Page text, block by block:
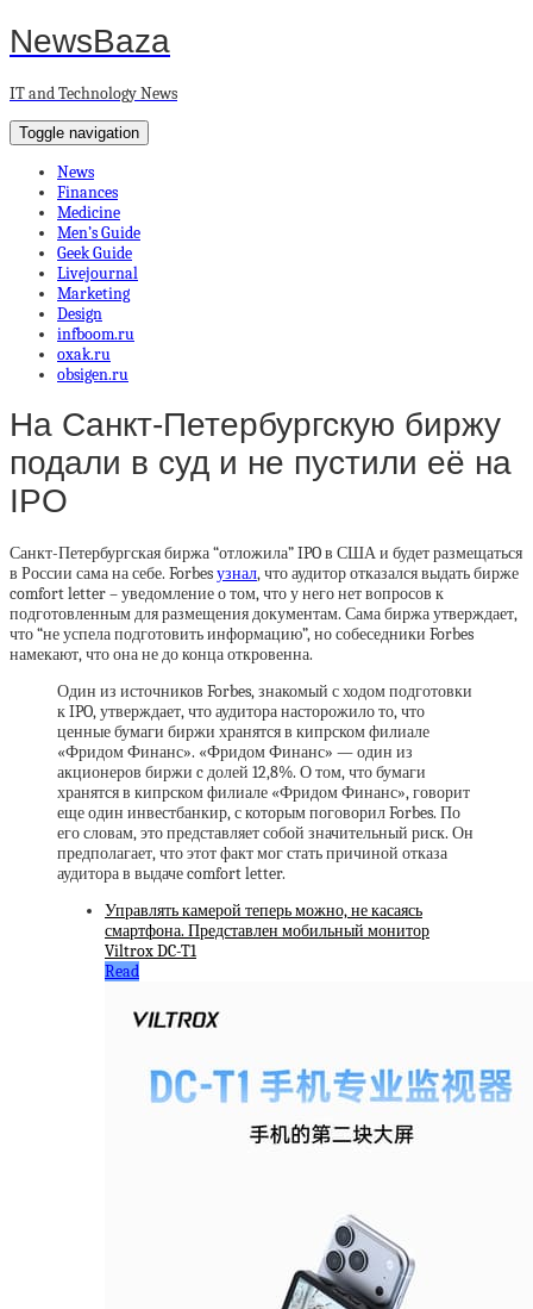
NewsBaza
IT and Technology News
Toggle navigation
News
Finances
Medicine
Men’s Guide
Geek Guide
Livejournal
Marketing
Design
infboom.ru
oxak.ru
obsigen.ru
На Санкт-Петербургскую биржу
подали в суд и не пустили её на
IPO
Санкт-Петербургская биржа “отложила” IPO в США и будет размещаться
в России сама на себе. Forbesузнал, что аудитор отказался выдать бирже
comfort letter – уведомление о том, что у него нет вопросов к
подготовленным для размещения документам. Сама биржа утверждает,
что “не успела подготовить информацию”, но собеседники Forbes
намекают, что она не до конца откровенна.
Один из источников Forbes, знакомый с ходом подготовки
к IPO, утверждает, что аудитора насторожило то, что
ценные бумаги биржи хранятся в кипрском филиале
«Фридом Финанс». «Фридом Финанс» — один из
акционеров биржи c долей 12,8%. О том, что бумаги
хранятся в кипрском филиале «Фридом Финанс», говорит
еще один инвестбанкир, с которым поговорил Forbes. По
его словам, это представляет собой значительный риск. Он
предполагает, что этот факт мог стать причиной отказа
аудитора в выдаче comfort letter.
Управлять камерой теперь можно, не касаясь
смартфона. Представлен мобильный монитор
Viltrox DC-T1
Read